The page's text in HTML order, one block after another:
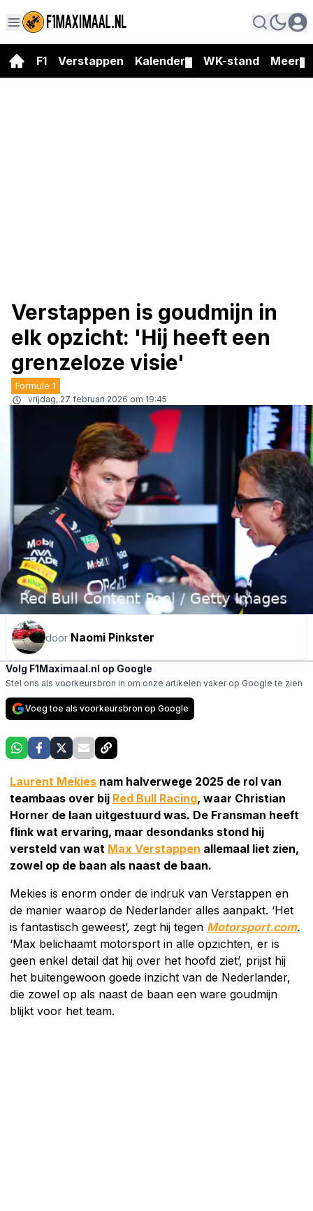
F1 Verstappen Kalender WK-stand Meer
Verstappen is goudmijn in
elk opzicht: 'Hij heeft een
grenzeloze visie'
Formule 1
vrijdag, 27 februari 2026 om 19:45
door Naomi Pinkster
Volg F1Maximaal.nl op Google
Stel ons als voorkeursbron in om onze artikelen vaker op Google te zien
Voeg toe als voorkeursbron op Google
Laurent Mekies nam halverwege 2025 de rol van
teambaas over bij Red Bull Racing, waar Christian
Horner de laan uitgestuurd was. De Fransman heeft
flink wat ervaring, maar desondanks stond hij
versteld van wat Max Verstappen allemaal liet zien,
zowel op de baan als naast de baan.
Mekies is enorm onder de indruk van Verstappen en
de manier waarop de Nederlander alles aanpakt. ‘Het
is fantastisch geweest’, zegt hij tegen Motorsport.com.
‘Max belichaamt motorsport in alle opzichten, er is
geen enkel detail dat hij over het hoofd ziet’, prijst hij
het buitengewoon goede inzicht van de Nederlander,
die zowel op als naast de baan een ware goudmijn
blijkt voor het team.